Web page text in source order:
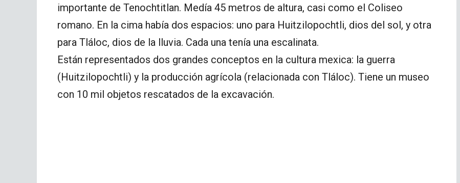
importante de Tenochtitlan. Medía 45 metros de altura, casi como el Coliseo
romano. En la cima había dos espacios: uno para Huitzilopochtli, dios del sol, y otra
para Tláloc, dios de la lluvia. Cada una tenía una escalinata.
Están representados dos grandes conceptos en la cultura mexica: la guerra
(Huitzilopochtli) y la producción agrícola (relacionada con Tláloc). Tiene un museo
con 10 mil objetos rescatados de la excavación.